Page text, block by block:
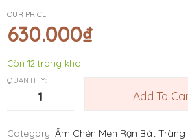
OUR PRICE
630.000₫
Còn 12 trong kho
QUANTITY:
Add To
Category: Ấm Chén Men Rạn Bát Tràng